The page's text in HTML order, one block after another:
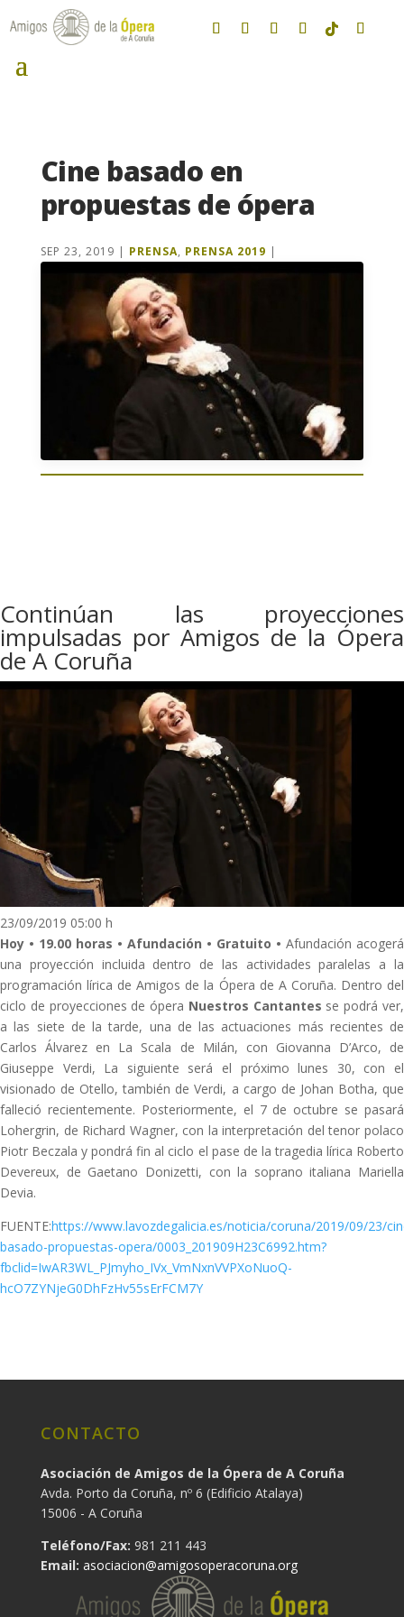
Cine basado en
propuestas de ópera
SEP 23, 2019 | PRENSA, PRENSA 2019 |
Continúan las proyecciones
impulsadas por Amigos de la Ópera
de A Coruña
23/09/2019 05:00 h
Hoy • 19.00 horas • Afundación • Gratuito • Afundación acogerá
una proyección incluida dentro de las actividades paralelas a la
programación lírica de Amigos de la Ópera de A Coruña. Dentro del
ciclo de proyecciones de ópera Nuestros Cantantes se podrá ver,
a las siete de la tarde, una de las actuaciones más recientes de
Carlos Álvarez en La Scala de Milán, con Giovanna D’Arco, de
Giuseppe Verdi, La siguiente será el próximo lunes 30, con el
visionado de Otello, también de Verdi, a cargo de Johan Botha, que
falleció recientemente. Posteriormente, el 7 de octubre se pasará
Lohergrin, de Richard Wagner, con la interpretación del tenor polaco
Piotr Beczala y pondrá fin al ciclo el pase de la tragedia lírica Roberto
Devereux, de Gaetano Donizetti, con la soprano italiana Mariella
Devia.
FUENTE:https://www.lavozdegalicia.es/noticia/coruna/2019/09/23/
basado-propuestas-opera/0003_201909H23C6992.htm?
fbclid=IwAR3WL_PJmyho_IVx_VmNxnVVPXoNuoQ-
hcO7ZYNjeG0DhFzHv55sErFCM7Y
CONTACTO
Asociación de Amigos de la Ópera de A Coruña
Avda. Porto da Coruña, nº 6 (Edificio Atalaya)
15006 - A Coruña
Teléfono/Fax: 981 211 443
Email: asociacion@amigosoperacoruna.org